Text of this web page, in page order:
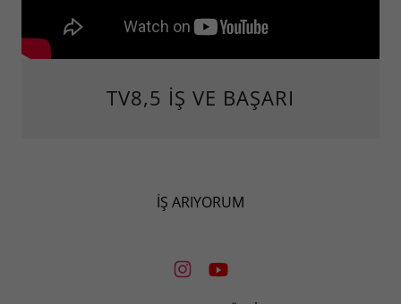
TV8,5 İŞ VE BAŞARI
İŞ ARIYORUM